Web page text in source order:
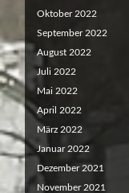
Oktober 2022
September 2022
August 2022
Juli 2022
Mai 2022
April 2022
März 2022
Januar 2022
Dezember 2021
November 2021